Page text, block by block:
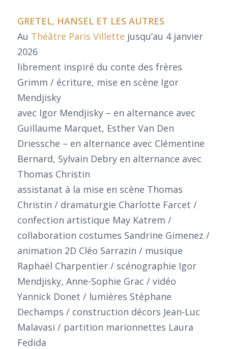
GRETEL, HANSEL ET LES AUTRES
Au Théâtre Paris Villette jusqu’au 4 janvier
2026
librement inspiré du conte des frères
Grimm / écriture, mise en scène Igor
Mendjisky
avec Igor Mendjisky – en alternance avec
Guillaume Marquet, Esther Van Den
Driessche – en alternance avec Clémentine
Bernard, Sylvain Debry en alternance avec
Thomas Christin
assistanat à la mise en scène Thomas
Christin / dramaturgie Charlotte Farcet /
confection artistique May Katrem /
collaboration costumes Sandrine Gimenez /
animation 2D Cléo Sarrazin / musique
Raphaël Charpentier / scénographie Igor
Mendjisky, Anne-Sophie Grac / vidéo
Yannick Donet / lumières Stéphane
Dechamps / construction décors Jean-Luc
Malavasi / partition marionnettes Laura
Fedida